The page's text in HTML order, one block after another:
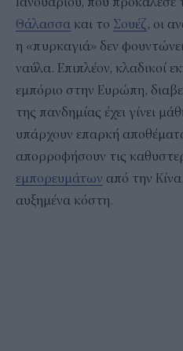
Θάλασσα και το Σουέζ, οι
η «πυρκαγιά» δεν
ναύλα. Επιπλέον, κλαδικοί
εμπόριο στην Ευρώπη,
της πανδημίας έχει γίνει
υπάρχουν επαρκή
απορροφήσουν τις
εμπορευμάτων από την
αυξημένα κόστη.